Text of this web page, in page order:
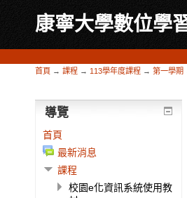
康寧大學數位學
首頁 → 課程 → 113學年度課程 → 第一學期
導覽
首頁
最新消息
課程
校園e化資訊系統使用教